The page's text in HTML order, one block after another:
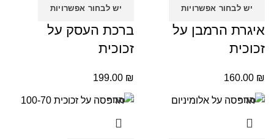
יש לבחור אפשרויות
איגרת הרמבן על
זכוכית
160.00 ₪
יש לבחור אפשרויות
ברכת העסק על
זכוכית
199.00 ₪
סגור סגור